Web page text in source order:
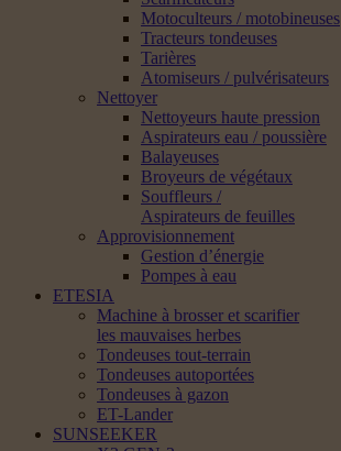
Motoculteurs / motobineuses
Tracteurs tondeuses
Tarières
Atomiseurs / pulvérisateurs
Nettoyer
Nettoyeurs haute pression
Aspirateurs eau / poussière
Balayeuses
Broyeurs de végétaux
Souffleurs /
Aspirateurs de feuilles
Approvisionnement
Gestion d’énergie
Pompes à eau
ETESIA
Machine à brosser et scarifier
les mauvaises herbes
Tondeuses tout-terrain
Tondeuses autoportées
Tondeuses à gazon
ET-Lander
SUNSEEKER